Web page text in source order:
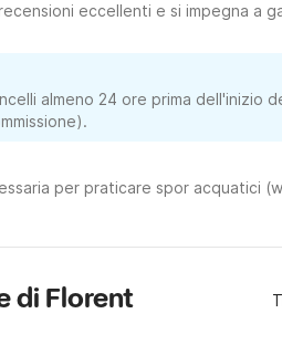
eccellenti e si impegna a
almeno 24 ore prima dell'inizio
per praticare spor acquatici
di Florent